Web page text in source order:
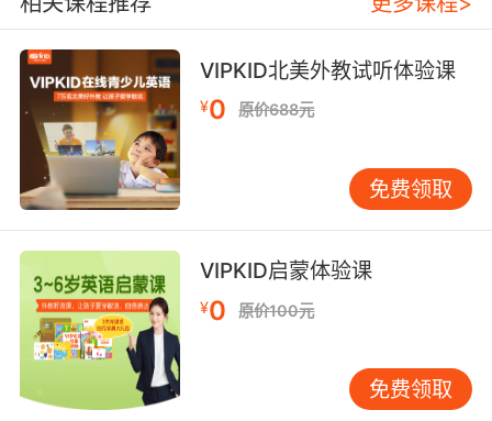
态，以及打算、计划或准备做某事。常见时间状
next day / week / month / year…, this week /
month / year, soon, in + 时间状语 (如in one
hour / in a few minutes等)，in the future, in
future等。
5）一般过去时：表示在过去的某个时间发生的动
作或存在的状态，也表示过去习惯性、经常性的
动作。谓语动词要用过去时。常见时间状语标
志：yesterday, the day before yesterday, last
night / week / month, 时间词 + ago (如three
days ago), in / on + 过去的时间词 (如in 2010),
just now, at that time, in those days, one day,
long long time ago, once upon a time等。
VIPKID北美外教试听体验课
¥0 原价688元
免费领取
VIPKID启蒙体验课
¥0 原价100元
免费领取